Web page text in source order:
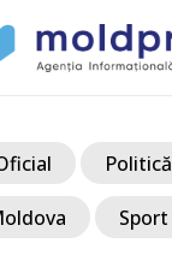
Politică
Sport